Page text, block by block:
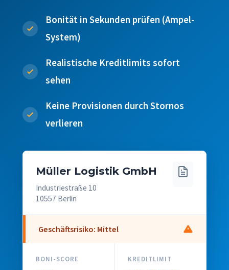
Bonität in Sekunden prüfen (Ampel-
System)
Realistische Kreditlimits sofort
sehen
Keine Provisionen durch Stornos
verlieren
Müller Logistik GmbH
Industriestraße 10
10557 Berlin
Geschäftsrisiko: Mittel
BONI-SCORE KREDITLIMIT